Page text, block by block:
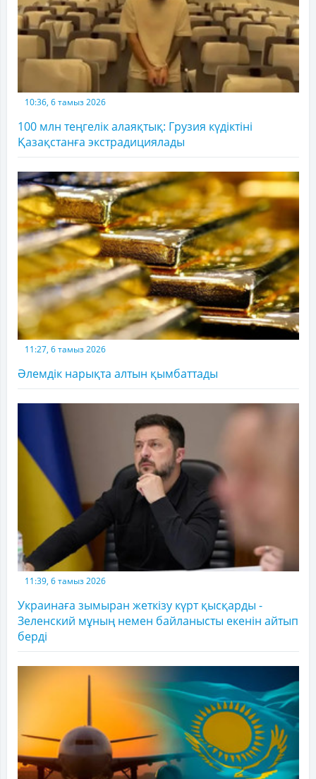
10:36, 6 тамыз 2026
100 млн теңгелік алаяқтық: Грузия күдіктіні
Қазақстанға экстрадициялады
11:27, 6 тамыз 2026
Әлемдік нарықта алтын қымбаттады
11:39, 6 тамыз 2026
Украинаға зымыран жеткізу күрт қысқарды -
Зеленский мұның немен байланысты екенін айтып
берді